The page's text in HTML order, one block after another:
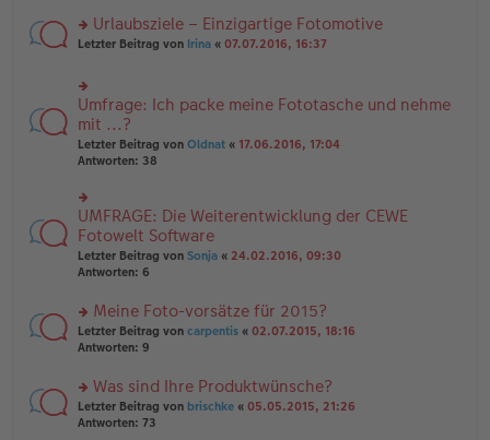
tr
a
e
n
ei
tr
a
g
n
g
es
e
n
er
B
ei
a
g
rs
u
n
g
el
es
n
er
B
ei
tr
a
Urlaubsziele – Einzigartige Fotomotive
Letzter Beitrag von Irina « 07.07.2016, 16:37
rs
te
r
u
n
el
es
e
n
er
tr
a
g
Umfrage: Ich packe meine Fototasche und nehme
mit ...?
Letzter Beitrag von Oldnat « 17.06.2016, 17:04
Antworten: 38
rs
te
r
u
n
el
es
e
B
ei
tr
UMFRAGE: Die Weiterentwicklung der CEWE
Fotowelt Software
Letzter Beitrag von Sonja « 24.02.2016, 09:30
Antworten: 6
rs
te
n
g
el
Meine Foto-vorsätze für 2015?
Letzter Beitrag von carpentis « 02.07.2015, 18:16
Antworten: 9
rs
te
Was sind Ihre Produktwünsche?
Letzter Beitrag von brischke « 05.05.2015, 21:26
Antworten: 73